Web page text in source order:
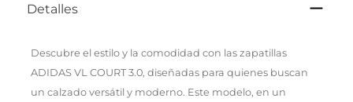
Detalles
Descubre el estilo y la comodidad con las zapatillas
ADIDAS VL COURT 3.0, diseñadas para quienes buscan
un calzado versátil y moderno. Este modelo, en un